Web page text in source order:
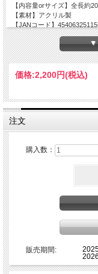
【内容量orサイズ】全長約
【素材】アクリル製
【JANコード】
▼
価格:2,200円(税込)
注文
購入数：
販売期間: